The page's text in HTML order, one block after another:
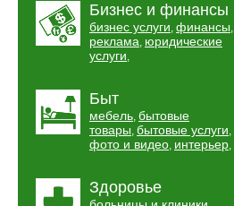
Бизнес и финансы
бизнес услуги, финансы,
реклама, юридические
услуги,
Быт
мебель, бытовые
товары, бытовые услуги,
фото и видео, интерьер,
Здоровье